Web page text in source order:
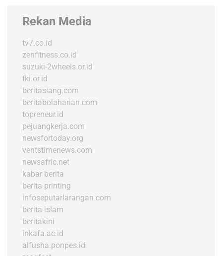
Rekan Media
tv7.co.id
zenfitness.co.id
suzuki-2wheels.or.id
tki.or.id
beritasiang.com
beritabolaharian.com
topreneur.id
pejuangkerja.com
newsfortoday.org
ventstimenews.com
newsafric.net
kabar berita
berita printing
infoseputarlarangan.com
berita islam
beritakini
inkafa.ac.id
alfusha.ponpes.id